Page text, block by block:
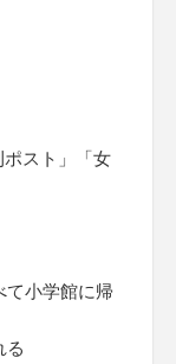
ポスト」「女
て小学館に帰
る